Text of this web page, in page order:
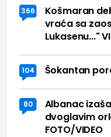
366
Košmaran
vraća sa
Lukasenu..."
104 Šokantan
80
Albanac
dvoglavim
FOTO/VIDEO